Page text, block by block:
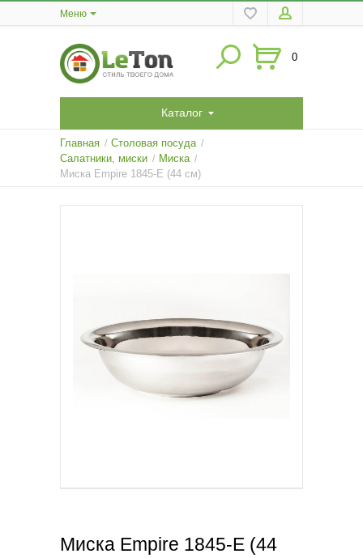
Меню
0
Каталог
Главная / Столовая посуда /
Салатники, миски / Миска /
Миска Empire 1845-E (44 см)
Миска Empire 1845-E (44